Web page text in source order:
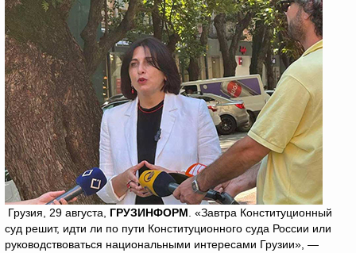
Грузия, 29 августа, ГРУЗИНФОРМ . «Завтра Конституционный
суд решит, идти ли по пути Конституционного суда России или
руководствоваться национальными интересами Грузии», —